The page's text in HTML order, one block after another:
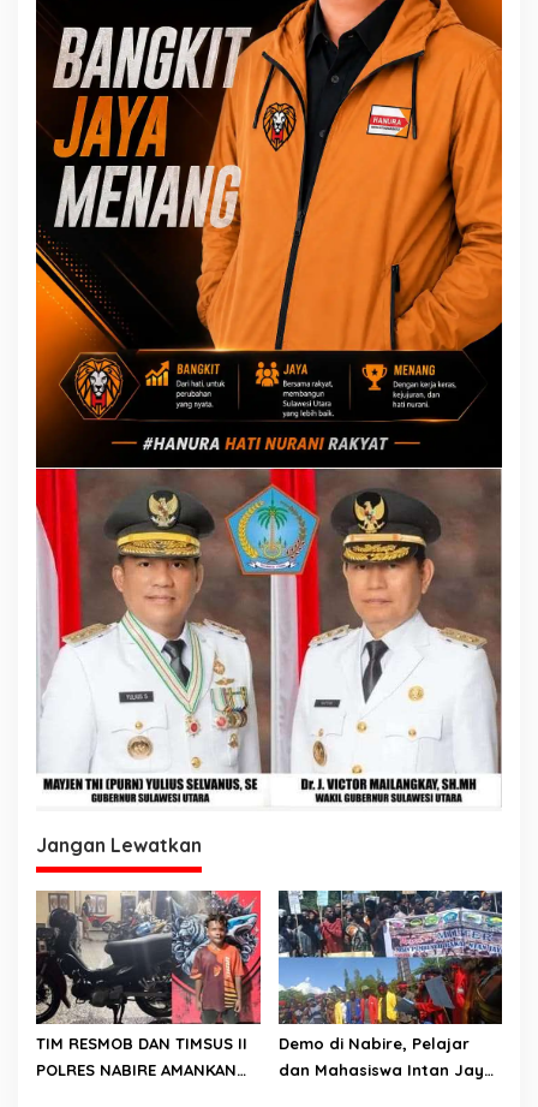
Jangan Lewatkan
TIM RESMOB DAN TIMSUS II
POLRES NABIRE AMANKAN
Demo di Nabire, Pelajar
dan Mahasiswa Intan Jaya